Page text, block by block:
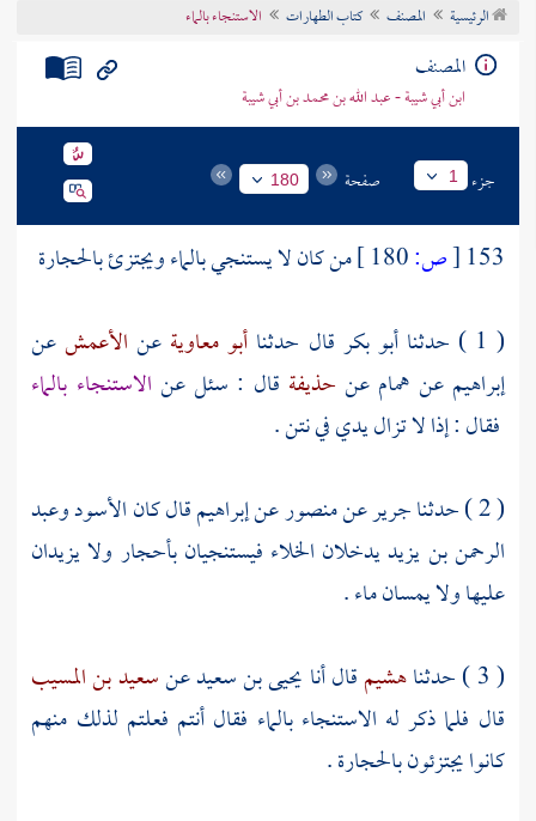
تراجم الأعلام
الرئيسية المصنف كتاب الطهارات الاستنجاء بالماء
المصنف
ابن أبي شيبة - عبد الله بن محمد بن أبي شيبة
جزء 1 صفحة 180
153
[ص:
من كان لا يستنجي بالماء ويجتزئ بالحجارة
( 1 ) حدثنا
أبو بكر قال حدثنا أبو معاوية عن الأعمشعن
إبراهيمعن همام عن حذيفة قال : سئل عن الاستنجاء بالماء
فقال : إذا لا تزال يدي في نتن .
( 2 ) حدثنا
جريرعنمنصورعنإبراهيمقال كانالأسودوعبد
الرحمن بن يزيديدخلان الخلاء فيستنجيان بأحجار ولا يزيدان
عليها ولا يمسان ماء .
( 3 ) حدثنا
هشيمقال أنا يحيى بن سعيدعنسعيد بن المسيب
قال فلما ذكر له الاستنجاء بالماء فقال أنتم فعلتم لذلك منهم
كانوا يجتزئون بالحجارة .